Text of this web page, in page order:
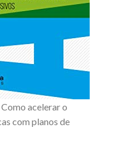
acelerar o
com planos de